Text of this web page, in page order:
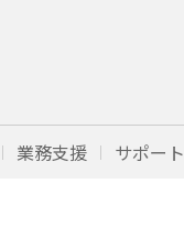
業務支援 サポート